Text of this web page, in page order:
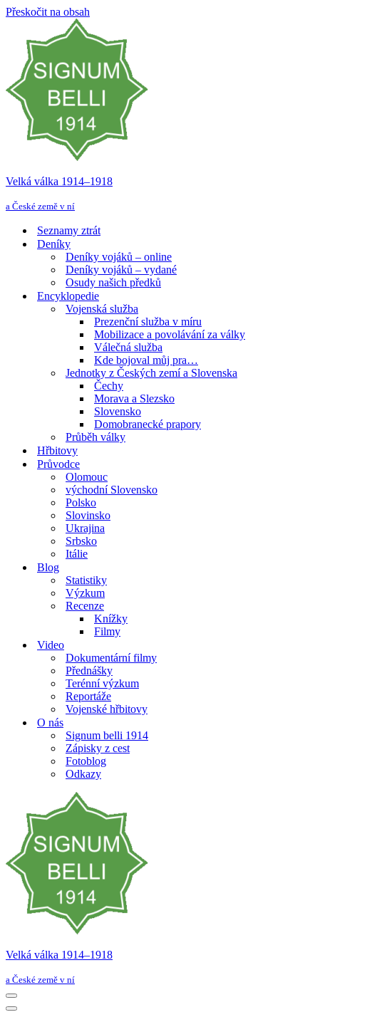
Přeskočit na obsah
Velká válka 1914–⁠⁠⁠⁠⁠⁠1918
a České země v ní
Seznamy ztrát
Deníky
Deníky vojáků – online
Deníky vojáků – vydané
Osudy našich předků
Encyklopedie
Vojenská služba
Prezenční služba v míru
Mobilizace a povolávání za války
Válečná služba
Kde bojoval můj pra…
Jednotky z Českých zemí a Slovenska
Čechy
Morava a Slezsko
Slovensko
Domobranecké prapory
Průběh války
Hřbitovy
Průvodce
Olomouc
východní Slovensko
Polsko
Slovinsko
Ukrajina
Srbsko
Itálie
Blog
Statistiky
Výzkum
Recenze
Knížky
Filmy
Video
Dokumentární filmy
Přednášky
Terénní výzkum
Reportáže
Vojenské hřbitovy
O nás
Signum belli 1914
Zápisky z cest
Fotoblog
Odkazy
Velká válka 1914–⁠⁠⁠⁠⁠⁠1918
a České země v ní
Navigační
menu
Navigační